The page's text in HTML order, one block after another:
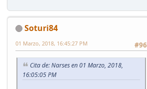
Soturi84
#96
01 Marzo, 2018, 16:45:27 PM
Cita de: Narses en 01 Marzo, 2018,
16:05:05 PM